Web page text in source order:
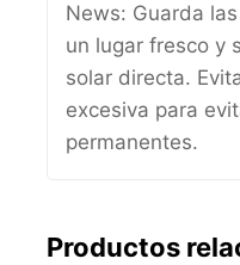
News: Guarda
un lugar fresco y
solar directa.
excesiva para
permanentes.
Productos